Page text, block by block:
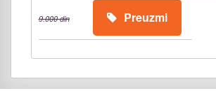
9.000 din Preuzmi